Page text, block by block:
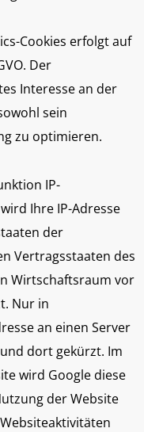
Cookies erfolgt auf
Der
Interesse an der
sein
zu optimieren.
IP-
Ihre IP-Adresse
der
Vertragsstaaten des
Wirtschaftsraum vor
Nur in
an einen Server
dort gekürzt. Im
wird Google diese
der Website